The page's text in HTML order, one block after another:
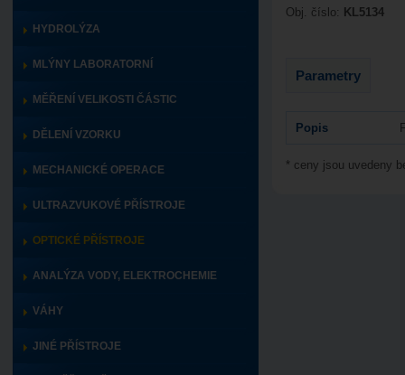
HYDROLÝZA
MLÝNY LABORATORNÍ
MĚŘENÍ VELIKOSTI ČÁSTIC
DĚLENÍ VZORKU
MECHANICKÉ OPERACE
ULTRAZVUKOVÉ PŘÍSTROJE
OPTICKÉ PŘÍSTROJE
ANALÝZA VODY, ELEKTROCHEMIE
VÁHY
JINÉ PŘÍSTROJE
Obj. číslo: KL5134
Parametry
Popis
* ceny jsou uvedeny